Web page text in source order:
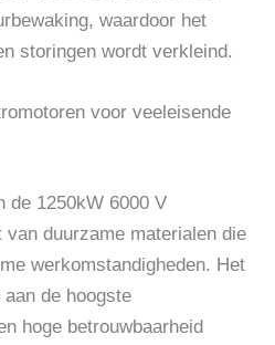
waardoor het
storingen wordt verkleind.
voor veeleisende
de 1250kW 6000 V
duurzame materialen die
werkomstandigheden. Het
de hoogste
hoge betrouwbaarheid